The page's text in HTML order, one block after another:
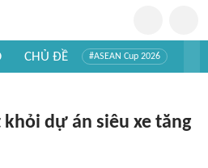
CHỦ ĐỀ #ASEAN Cup 2026
dự án siêu xe tăng